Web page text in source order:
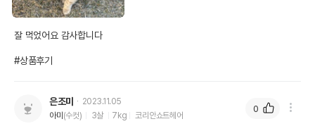
잘 먹었어요 감사합니다
#상품후기
은조미
2023.11.05
아미 (수컷) 3살 7kg 코리안쇼트헤어
0